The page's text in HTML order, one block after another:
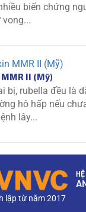
biến chứng
vong...
II (Mỹ)
bị, rubella đều là
hô hấp nếu
lây...
lập từ năm 2017
HỆ